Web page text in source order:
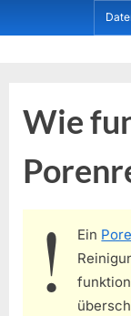
to
Wie
Ein